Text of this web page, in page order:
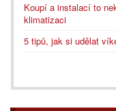
Koupí a instalací to
klimatizaci
5 tipů, jak si udělat